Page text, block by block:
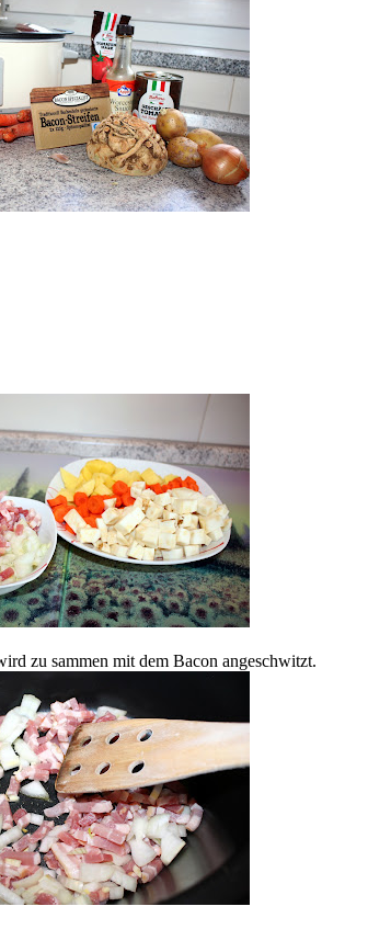
zu sammen mit dem Bacon angeschwitzt.